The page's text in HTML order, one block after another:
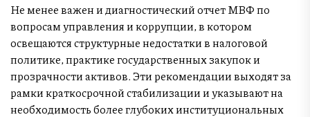
Не менее важен и диагностический отчет МВФ по
вопросам управления и коррупции, в котором
освещаются структурные недостатки в налоговой
политике, практике государственных закупок и
прозрачности активов. Эти рекомендации выходят за
рамки краткосрочной стабилизации и указывают на
необходимость более глубоких институциональных